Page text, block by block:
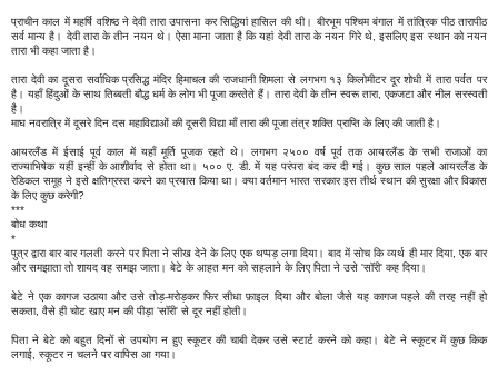
प्राचीन काल में महर्षि वशिष्ठ ने देवी तारा उपासना कर सिद्धियां हासिल की थी। बीरभूम पश्चिम बंगाल में तांत्रिक पीठ तारापीठ
सर्व मान्य है। देवी तारा के तीन नयन थे। ऐसा माना जाता है कि यहां देवी तारा के नयन गिरे थे, इसलिए इस स्थान को नयन
तारा भी कहा जाता है।
तारा देवी का दूसरा सर्वाधिक प्रसिद्ध मंदिर हिमाचल की राजधानी शिमला से लगभग १३ किलोमीटर दूर शोधी में तारा पर्वत पर
है। यहाँ हिंदुओं के साथ तिब्बती बौद्ध धर्म के लोग भी पूजा करतेते हैं। तारा देवी के तीन स्वरू तारा, एकजटा और नील सरस्वती
है।
माघ नवरात्रि में दूसरे दिन दस महाविद्याओं की दूसरी विद्या माँ तारा की पूजा तंत्र शक्ति प्राप्ति के लिए की जाती है।
आयरलैंड में ईसाई पूर्व काल में यहाँ मूर्ति पूजक रहते थे। लगभग २५०० वर्ष पूर्व तक आयरलैंड के सभी राजाओं का
राज्याभिषेक यहीं इन्हीं के आशीर्वाद से होता था। ५०० ए. डी. में यह परंपरा बंद कर दी गई। कुछ साल पहले आयरलैंड के
रेडिकल समूह ने इसे क्षतिग्रस्त करने का प्रयास किया था। क्या वर्तमान भारत सरकार इस तीर्थ स्थान की सुरक्षा और विकास
के लिए कुछ करेगी?
***
बोध कथा
*
पुत्र द्वारा बार बार गलती करने पर पिता ने सीख देने के लिए एक थप्पड़ लगा दिया। बाद में सोच कि व्यर्थ ही मार दिया, एक बार
और समझाता तो शायद वह समझ जाता। बेटे के आहत मन को सहलाने के लिए पिता ने उसे 'सॉरी' कह दिया।
बेटे ने एक कागज उठाया और उसे तोड़-मरोड़कर फिर सीधा फ़ाइल दिया और बोला जैसे यह कागज पहले की तरह नहीं हो
सकता, वैसे ही चोट खाए मन की पीड़ा 'सॉरी' से दूर नहीं होती।
पिता ने बेटे को बहुत दिनों से उपयोग न हुए स्कूटर की चाबी देकर उसे स्टार्ट करने को कहा। बेटे ने स्कूटर में कुछ किक
लगाई, स्कूटर न चलने पर वापिस आ गया।